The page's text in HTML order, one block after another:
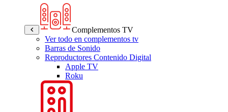
Complementos TV
Ver todo en complementos tv
Barras de Sonido
Reproductores Contenido Digital
Apple TV
Roku